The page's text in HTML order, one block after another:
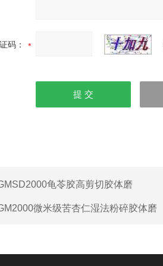
码：
龟苓胶高剪切胶体磨
微米级苦杏仁湿法粉碎胶体磨